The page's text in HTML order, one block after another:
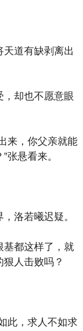
道有缺剥离出
却也不愿意眼
，你父亲就能
张悬看来。
洛若曦迟疑。
都这样了，就
人击败吗？
，求人不如求